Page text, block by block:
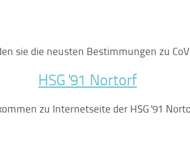
sie die neusten Bestimmungen zu
HSG '91 Nortorf
zu Internetseite der HSG '91